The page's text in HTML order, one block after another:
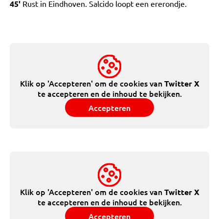
45' Rust in Eindhoven. Salcido loopt een ererondje.
Klik op 'Accepteren' om de cookies vanTwitter X
te accepteren en de inhoud te bekijken.
Accepteren
Klik op 'Accepteren' om de cookies vanTwitter X
te accepteren en de inhoud te bekijken.
Accepteren